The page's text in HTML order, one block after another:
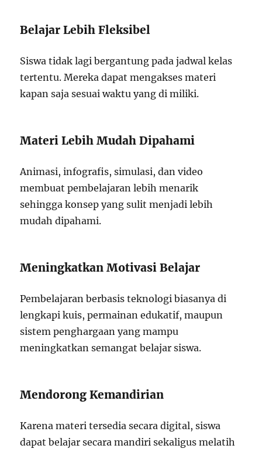
Belajar Lebih Fleksibel
Siswa tidak lagi bergantung pada jadwal kelas
tertentu. Mereka dapat mengakses materi
kapan saja sesuai waktu yang di miliki.
Materi Lebih Mudah Dipahami
Animasi, infografis, simulasi, dan video
membuat pembelajaran lebih menarik
sehingga konsep yang sulit menjadi lebih
mudah dipahami.
Meningkatkan Motivasi Belajar
Pembelajaran berbasis teknologi biasanya di
lengkapi kuis, permainan edukatif, maupun
sistem penghargaan yang mampu
meningkatkan semangat belajar siswa.
Mendorong Kemandirian
Karena materi tersedia secara digital, siswa
dapat belajar secara mandiri sekaligus melatih